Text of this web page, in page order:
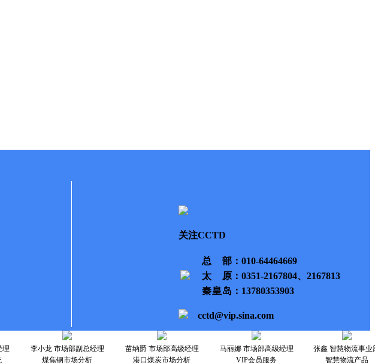
关注CCTD
总部 ：010-64464669
太原 ：0351-2167804、2167813
秦皇岛 ：13780353903
cctd@vip.sina.com
理
李小龙 市场部副总经理
煤焦钢市场分析
苗纳爵 市场部高级经理
港口煤炭市场分析
马丽娜 市场部高级经理
VIP会员服务
张鑫 智慧物流事业
智慧物流产品